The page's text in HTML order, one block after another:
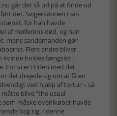
går det så ud på at finde ud
det. Svigersønnen Lars
for han havde
af møllerens død, og han
mens sandemanden gør
Flere andre bliver
kvinde holdes fængslet i
For vi er i tiden med det
det drejede sig om at få en
ved hjælp af tortur – så
blive ”the usual
som måske ovenikøbet havde
bag sig. I denne